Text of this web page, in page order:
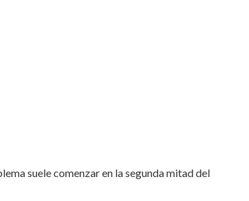
suele comenzar en la segunda mitad del